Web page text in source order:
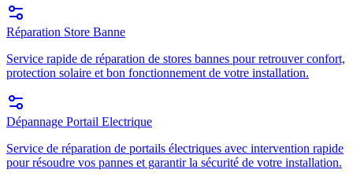
Réparation Store Banne
Service rapide de réparation de stores bannes pour retrouver confort,
protection solaire et bon fonctionnement de votre installation.
Dépannage Portail Electrique
Service de réparation de portails électriques avec intervention rapide
pour résoudre vos pannes et garantir la sécurité de votre installation.